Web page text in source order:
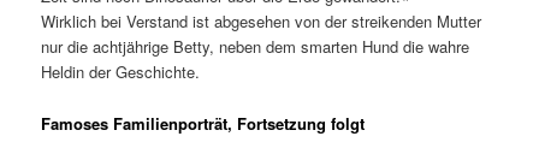
Wirklich bei Verstand ist abgesehen von der streikenden Mutter
nur die achtjährige Betty, neben dem smarten Hund die wahre
Heldin der Geschichte.
Famoses Familienporträt, Fortsetzung folgt